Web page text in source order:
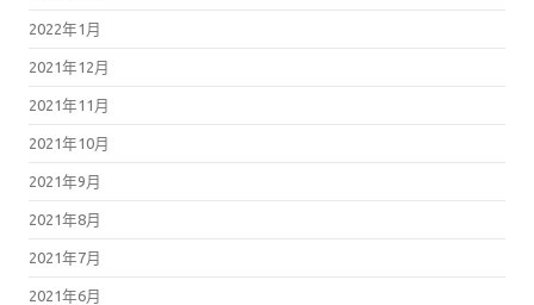
2022年1月
2021年12月
2021年11月
2021年10月
2021年9月
2021年8月
2021年7月
2021年6月